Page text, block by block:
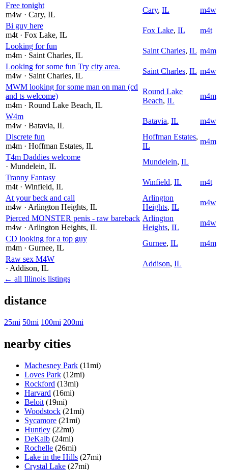
Free tonight
m4w · Cary, IL
Cary, IL
m4w
Bi guy here
m4t · Fox Lake, IL
Fox Lake, IL
m4t
Looking for fun
m4m · Saint Charles, IL
Saint Charles, IL m4m
Looking for some fun Try city area.
m4w · Saint Charles, IL
Saint Charles, IL m4w
MWM looking for some man on man (cd
and ts welcome)
m4m · Round Lake Beach, IL
Round Lake
Beach, IL
m4m
W4m
m4w · Batavia, IL
Batavia, IL
m4w
Discrete fun
m4m · Hoffman Estates, IL
Hoffman Estates,
IL
m4m
T4m Daddies welcome
· Mundelein, IL
Mundelein, IL
Tranny Fantasy
m4t · Winfield, IL
Winfield, IL
m4t
At your beck and call
m4w · Arlington Heights, IL
Arlington
Heights, IL
m4w
Pierced MONSTER penis - raw bareback
m4w · Arlington Heights, IL
Arlington
Heights, IL
m4w
CD looking for a top guy
m4m · Gurnee, IL
Gurnee, IL
m4m
Raw sex M4W
· Addison, IL
Addison, IL
← all Illinois listings
distance
25mi 50mi 100mi 200mi
nearby cities
Machesney Park (11mi)
Loves Park (12mi)
Rockford (13mi)
Harvard (16mi)
Beloit (19mi)
Woodstock (21mi)
Sycamore (21mi)
Huntley (22mi)
DeKalb (24mi)
Rochelle (26mi)
Lake in the Hills (27mi)
Crystal Lake (27mi)